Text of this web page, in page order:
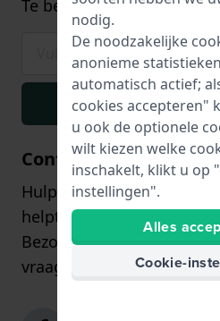
Te besteden vanaf €75,-
Contact
Hulp of advies nodig?
helpt u graag!
Bezoek onze
vraag via het
nodig.
De noodzakelijke
anonieme
automatisch actief;
cookies accepteren"
u ook de optionele
wilt kiezen welke
inschakelt, klikt u op
instellingen".
Alles
Cookie-